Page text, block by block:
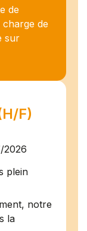
de
charge de
sur
F)
2026
plein
notre
la